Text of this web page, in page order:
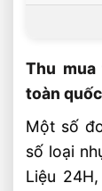
Thu
toàn quốc
Một số
số loại
Liệu